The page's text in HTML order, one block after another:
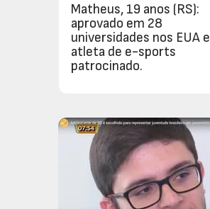
Matheus, 19 anos (RS):
aprovado em 28
universidades nos EUA e
atleta de e-sports
patrocinado.